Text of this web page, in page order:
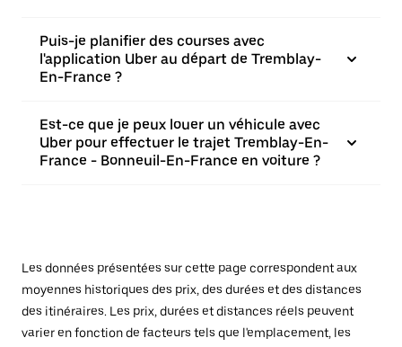
Puis-je planifier des courses avec
l'application Uber au départ de Tremblay-
En-France ?
Est-ce que je peux louer un véhicule avec
Uber pour effectuer le trajet Tremblay-En-
France - Bonneuil-En-France en voiture ?
Les données présentées sur cette page correspondent aux
moyennes historiques des prix, des durées et des distances
des itinéraires. Les prix, durées et distances réels peuvent
varier en fonction de facteurs tels que l'emplacement, les